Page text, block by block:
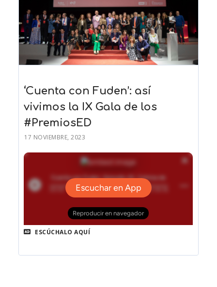
‘Cuenta con Fuden’: así
vivimos la IX Gala de los
#PremiosED
17 NOVIEMBRE, 2023
ESCÚCHALO AQUÍ